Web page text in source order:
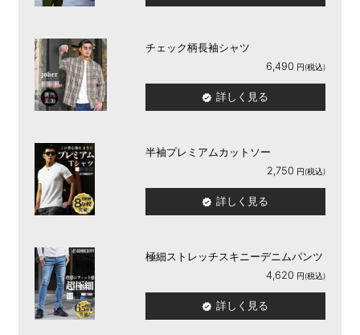
チェック柄長袖シャツ
6,490
詳しく見る
半袖プレミアムカットソー
2,750
詳しく見る
極細ストレッチスキニーデニムパンツ
4,620
詳しく見る